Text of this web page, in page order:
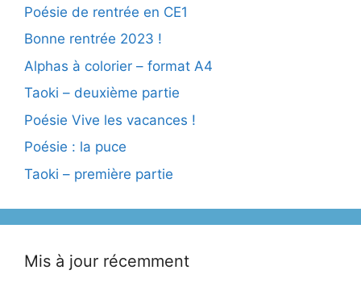
Poésie de rentrée en CE1
Bonne rentrée 2023 !
Alphas à colorier – format A4
Taoki – deuxième partie
Poésie Vive les vacances !
Poésie : la puce
Taoki – première partie
Mis à jour récemment